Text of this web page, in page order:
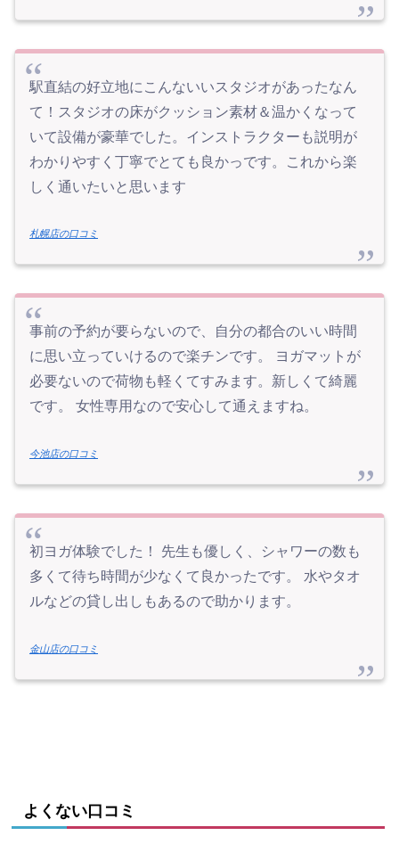
駅直結の好立地にこんないいスタジオがあったなん
て！スタジオの床がクッション素材＆温かくなって
いて設備が豪華でした。インストラクターも説明が
わかりやすく丁寧でとても良かっです。これから楽
しく通いたいと思います
札幌店の口コミ
事前の予約が要らないので、自分の都合のいい時間
に思い立っていけるので楽チンです。 ヨガマットが
必要ないので荷物も軽くてすみます。新しくて綺麗
です。 女性専用なので安心して通えますね。
今池店の口コミ
初ヨガ体験でした！ 先生も優しく、シャワーの数も
多くて待ち時間が少なくて良かったです。 水やタオ
ルなどの貸し出しもあるので助かります。
金山店の口コミ
よくない口コミ